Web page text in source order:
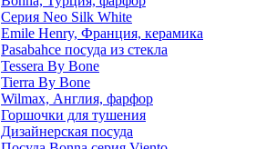
Cерия Neo Silk White
Emile Henry, Франция, керамика
Pasabahce посуда из стекла
Tessera By Bone
Tierra By Bone
Wilmax, Англия, фарфор
Горшочки для тушения
Дизайнерская посуда